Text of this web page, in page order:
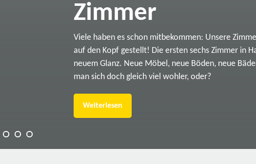
Zimmer
Viele haben es schon mitbekommen: Unsere
auf den Kopf gestellt! Die ersten sechs Zimmer in
neuem Glanz. Neue Möbel, neue Böden, neue
man sich doch gleich viel wohler, oder?
Weiterlesen